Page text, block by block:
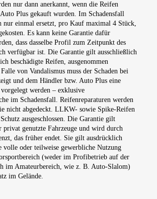
nur dann anerkannt, wenn die Reifen
Plus gekauft wurden. Im Schadensfall
nur einmal ersetzt, pro Kauf maximal 4 Stück,
Es kann keine Garantie dafür
dass dasselbe Profil zum Zeitpunkt des
verfügbar ist. Die Garantie gilt ausschließlich
beschädigte Reifen, ausgenommen
von Vandalismus muss der Schaden bei
und dem Händler bzw. Auto Plus eine
vorgelegt werden – exklusive
im Schadensfall. Reifenreparaturen werden
nicht abgedeckt. LLKW- sowie Spike-Reifen
ausgeschlossen. Die Garantie gilt
privat genutzte Fahrzeuge und wird durch
das früher endet. Sie gilt ausdrücklich
volle oder teilweise gewerbliche Nutzung
(weder im Profibetrieb auf der
im Amateurbereich, wie z. B. Auto-Slalom)
im Gelände.